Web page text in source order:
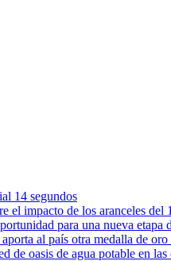
14 segundos
el impacto de los aranceles del
para una nueva
al país otra medalla de
de oasis de agua potable en